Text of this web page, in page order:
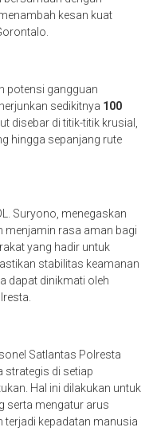
kesan kuat
potensi gangguan
sedikitnya 100
disebar di titik-titik krusial,
hingga sepanjang rute
Suryono, menegaskan
menjamin rasa aman bagi
yang hadir untuk
stabilitas keamanan
dapat dinikmati oleh
Satlantas Polresta
strategis di setiap
Hal ini dilakukan untuk
serta mengatur arus
terjadi kepadatan manusia